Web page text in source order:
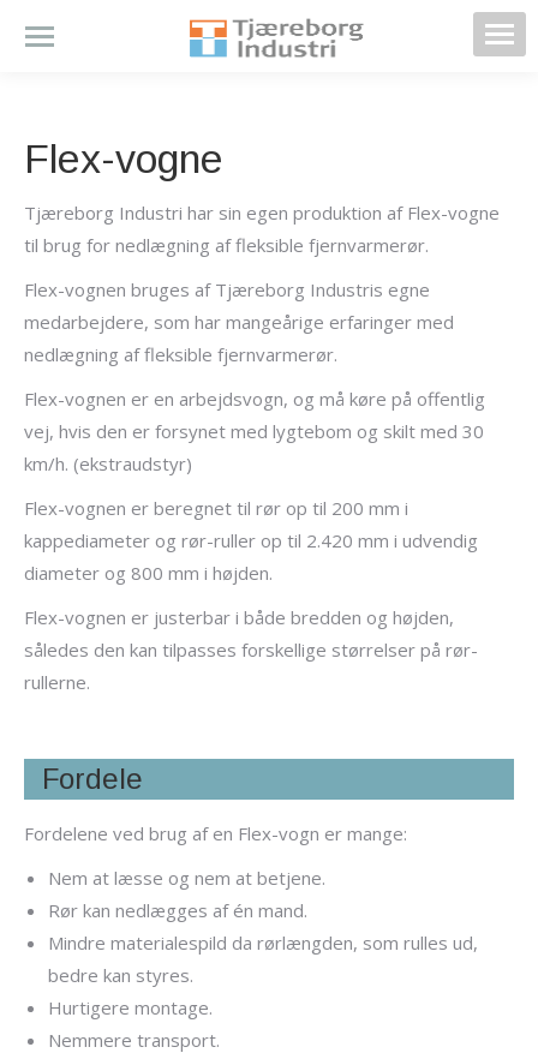
Flex-vogne
Tjæreborg Industri har sin egen produktion af Flex-vogne
til brug for nedlægning af fleksible fjernvarmerør.
Flex-vognen bruges af Tjæreborg Industris egne
medarbejdere, som har mangeårige erfaringer med
nedlægning af fleksible fjernvarmerør.
Flex-vognen er en arbejdsvogn, og må køre på offentlig
vej, hvis den er forsynet med lygtebom og skilt med 30
km/h. (ekstraudstyr)
Flex-vognen er beregnet til rør op til 200 mm i
kappediameter og rør-ruller op til 2.420 mm i udvendig
diameter og 800 mm i højden.
Flex-vognen er justerbar i både bredden og højden,
således den kan tilpasses forskellige størrelser på rør-
rullerne.
Fordele
Fordelene ved brug af en Flex-vogn er mange:
Nem at læsse og nem at betjene.
Rør kan nedlægges af én mand.
Mindre materialespild da rørlængden, som rulles ud,
bedre kan styres.
Hurtigere montage.
Nemmere transport.